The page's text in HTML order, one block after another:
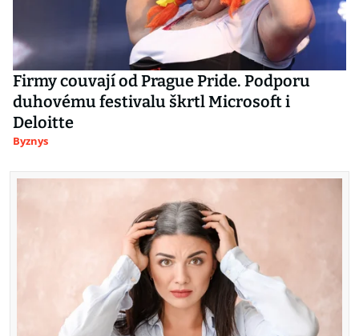
Firmy couvají od Prague Pride. Podporu
duhovému festivalu škrtl Microsoft i
Deloitte
Byznys